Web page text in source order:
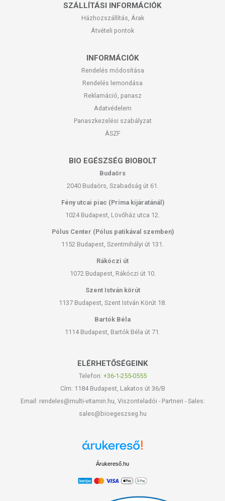
SZÁLLÍTÁSI INFORMÁCIÓK
Házhozszállítás, Árak
Átvételi pontok
INFORMÁCIÓK
Rendelés módosítása
Rendelés lemondása
Reklamáció, panasz
Adatvédelem
Panaszkezelési szabályzat
ÁSZF
BIO EGÉSZSÉG BIOBOLT
Budaörs
2040 Budaörs, Szabadság út 61.
Fény utcai piac (Príma kijáratánál)
1024 Budapest, Lövőház utca 12.
Pólus Center (Pólus patikával szemben)
1152 Budapest, Szentmihályi út 131.
Rákóczi út
1072 Budapest, Rákóczi út 10.
Szent István körút
1137 Budapest, Szent István Körút 18.
Bartók Béla
1114 Budapest, Bartók Béla út 71.
ELÉRHETŐSÉGEINK
Telefon: +36-1-255-0555
Cím: 1184 Budapest, Lakatos út 36/B
Email: rendeles@multi-vitamin.hu, Viszonteladói - Partneri - Sales:
sales@bioegeszseg.hu
Árukereső.hu